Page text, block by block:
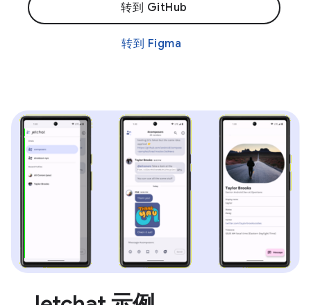
转到 GitHub
转到 Figma